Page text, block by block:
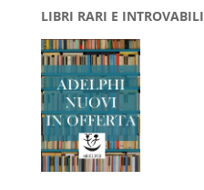
LIBRI RARI E INTROVABILI